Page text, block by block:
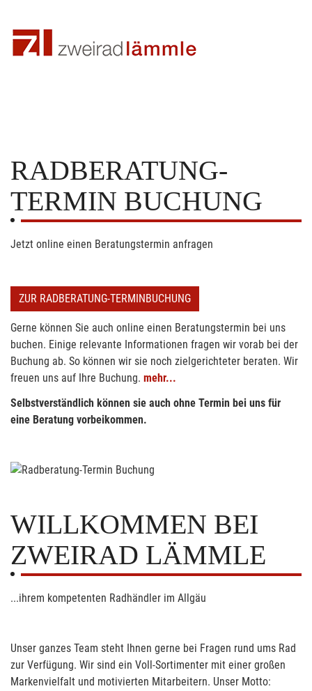
RADBERATUNG-
TERMIN BUCHUNG
Jetzt online einen Beratungstermin anfragen
ZUR RADBERATUNG-TERMINBUCHUNG
Gerne können Sie auch online einen Beratungstermin bei uns
buchen. Einige relevante Informationen fragen wir vorab bei der
Buchung ab. So können wir sie noch zielgerichteter beraten. Wir
freuen uns auf Ihre Buchung. mehr...
Selbstverständlich können sie auch ohne Termin bei uns für
eine Beratung vorbeikommen.
WILLKOMMEN BEI
ZWEIRAD LÄMMLE
...ihrem kompetenten Radhändler im Allgäu
Unser ganzes Team steht Ihnen gerne bei Fragen rund ums Rad
zur Verfügung. Wir sind ein Voll-Sortimenter mit einer großen
Markenvielfalt und motivierten Mitarbeitern. Unser Motto: